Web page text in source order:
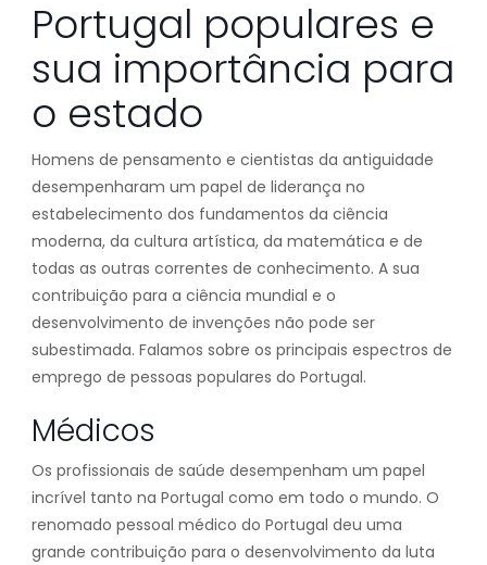
Portugal populares e
sua importância para
o estado
Homens de pensamento e cientistas da antiguidade
desempenharam um papel de liderança no
estabelecimento dos fundamentos da ciência
moderna, da cultura artística, da matemática e de
todas as outras correntes de conhecimento. A sua
contribuição para a ciência mundial e o
desenvolvimento de invenções não pode ser
subestimada. Falamos sobre os principais espectros de
emprego de pessoas populares do Portugal.
Médicos
Os profissionais de saúde desempenham um papel
incrível tanto na Portugal como em todo o mundo. O
renomado pessoal médico do Portugal deu uma
grande contribuição para o desenvolvimento da luta